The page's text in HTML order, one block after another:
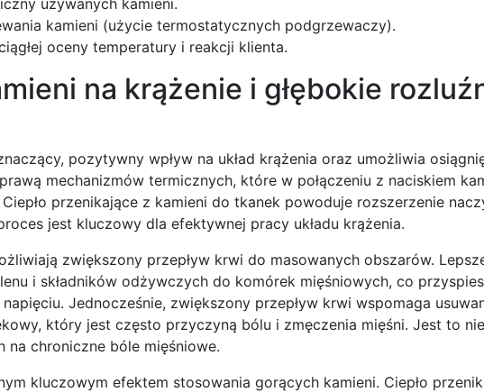
kamieni (użycie termostatycznych podgrzewaczy).
oceny temperatury i reakcji klienta.
na krążenie i głębokie
pozytywny wpływ na układ krążenia oraz umożliwia
mechanizmów termicznych, które w połączeniu z naciskiem
przenikające z kamieni do tkanek powoduje rozszerzenie
jest kluczowy dla efektywnej pracy układu krążenia.
zwiększony przepływ krwi do masowanych obszarów.
i składników odżywczych do komórek mięśniowych, co
napięciu. Jednocześnie, zwiększony przepływ krwi wspomaga
który jest często przyczyną bólu i zmęczenia mięśni. Jest to
chroniczne bóle mięśniowe.
kluczowym efektem stosowania gorących kamieni. Ciepło